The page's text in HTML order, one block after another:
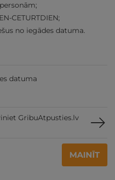
CETURTDIEN;
no iegādes datuma.
datuma
GribuAtpusties.lv
MAINĪT